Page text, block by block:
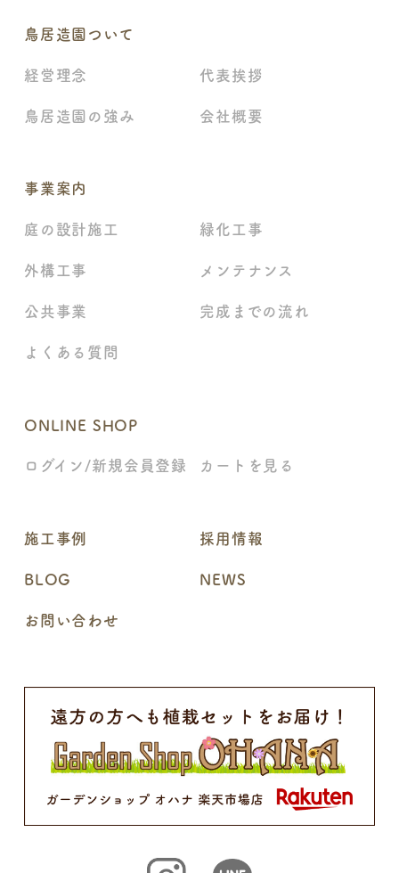
鳥居造園ついて
経営理念 代表挨拶
鳥居造園の強み 会社概要
事業案内
庭の設計施工 緑化工事
外構工事 メンテナンス
公共事業 完成までの流れ
よくある質問
ONLINE SHOP
ログイン/新規会員登録 カートを見る
施工事例 採用情報
BLOG NEWS
お問い合わせ